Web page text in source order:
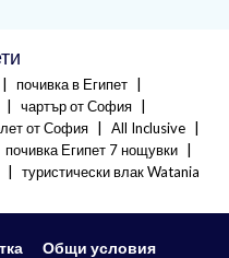
| почивка в Египет |
| чартър от София |
от София | All Inclusive |
почивка Египет 7 нощувки |
| туристически влак Watania
Общи условия